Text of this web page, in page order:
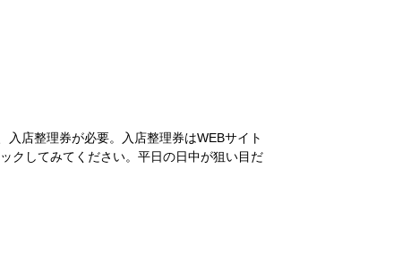
店整理券が必要。入店整理券はWEBサイト
クしてみてください。平日の日中が狙い目だ